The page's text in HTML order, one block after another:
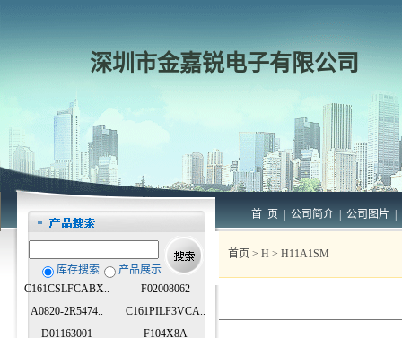
深圳市金嘉锐电子有限公司
首 页 公司简介 公司图片
库存搜索
产品展示
C161CSLFCABX..
F02008062
A0820-2R5474..
C161PILF3VCA..
D01163001
F104X8A
首页 > H > H11A1SM